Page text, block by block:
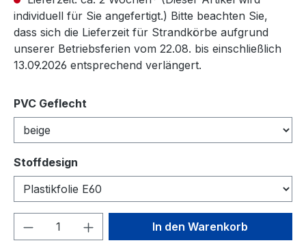
individuell für Sie angefertigt.) Bitte beachten Sie,
dass sich die Lieferzeit für Strandkörbe aufgrund
unserer Betriebsferien vom 22.08. bis einschließlich
13.09.2026 entsprechend verlängert.
PVC Geflecht
Stoffdesign
Produkt Anzahl: Gib denIn den Warenkorb